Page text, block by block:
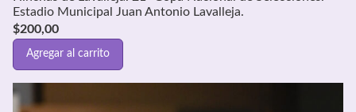
Estadio Municipal Juan Antonio Lavalleja.
$200,00
Agregar al carrito